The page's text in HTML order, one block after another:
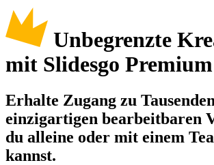
Unbegrenzte
mit Slidesgo Premium
Erhalte Zugang zu
einzigartigen bearbeitbaren
du alleine oder mit einem
kannst.